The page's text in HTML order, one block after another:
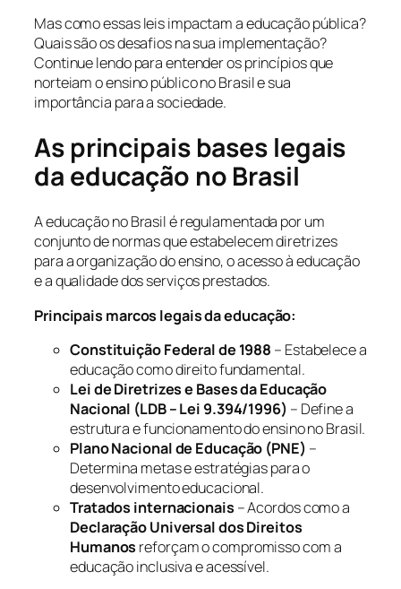
Mas como essas leis impactam a educação pública?
Quais são os desafios na sua implementação?
Continue lendo para entender os princípios que
norteiam o ensino público no Brasil e sua
importância para a sociedade.
As principais bases legais
da educação no Brasil
A educação no Brasil é regulamentada por um
conjunto de normas que estabelecem diretrizes
para a organização do ensino, o acesso à educação
e a qualidade dos serviços prestados.
Principais marcos legais da educação:
Constituição Federal de 1988 – Estabelece a
educação como direito fundamental.
Lei de Diretrizes e Bases da Educação
Nacional (LDB – Lei 9.394/1996) – Define a
estrutura e funcionamento do ensino no Brasil.
Plano Nacional de Educação (PNE) –
Determina metas e estratégias para o
desenvolvimento educacional.
Tratados internacionais – Acordos como a
Declaração Universal dos Direitos
Humanos reforçam o compromisso com a
educação inclusiva e acessível.